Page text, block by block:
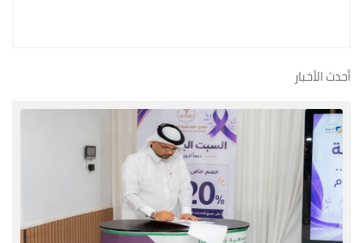
أحدث الأخبار